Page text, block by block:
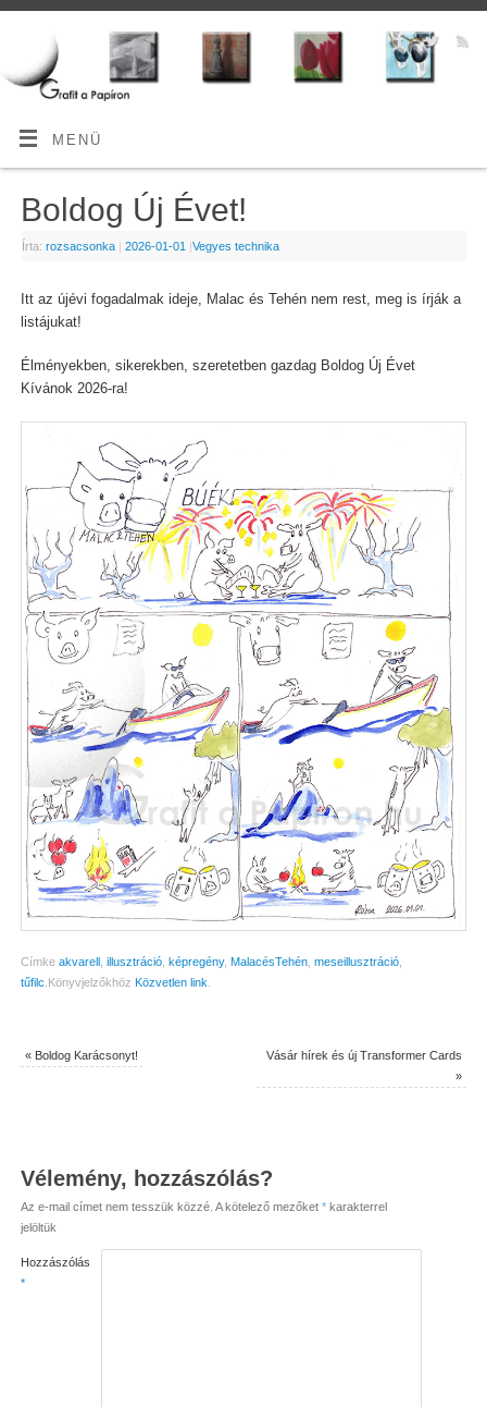
MENÜ
Boldog Új Évet!
Írta: rozsacsonka | 2026-01-01 |Vegyes technika
Itt az újévi fogadalmak ideje, Malac és Tehén nem rest, meg is írják a
listájukat!
Élményekben, sikerekben, szeretetben gazdag Boldog Új Évet
Kívánok 2026-ra!
Címke akvarell, illusztráció, képregény, MalacésTehén, meseillusztráció,
tűfilc Könyvjelzőkhöz Közvetlen link
«Boldog Karácsonyt!
Vásár hírek és új Transformer Cards
»
Vélemény, hozzászólás?
Az e-mail címet nem tesszük közzé. A kötelező mezőket *karakterrel
jelöltük
Hozzászólás
*